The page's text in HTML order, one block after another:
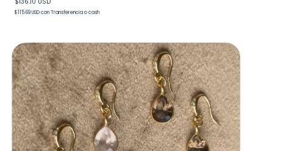
$115.69 USDcon Transferencia o cash